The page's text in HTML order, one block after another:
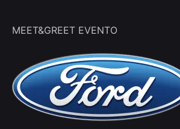
MEET&GREET EVENTO